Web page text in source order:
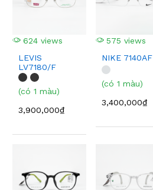
624 views
LEVIS
LV7180/F
(có 1 màu)
3,900,000₫
575 views
NIKE 7140AF
(có 1 màu)
3,400,000₫